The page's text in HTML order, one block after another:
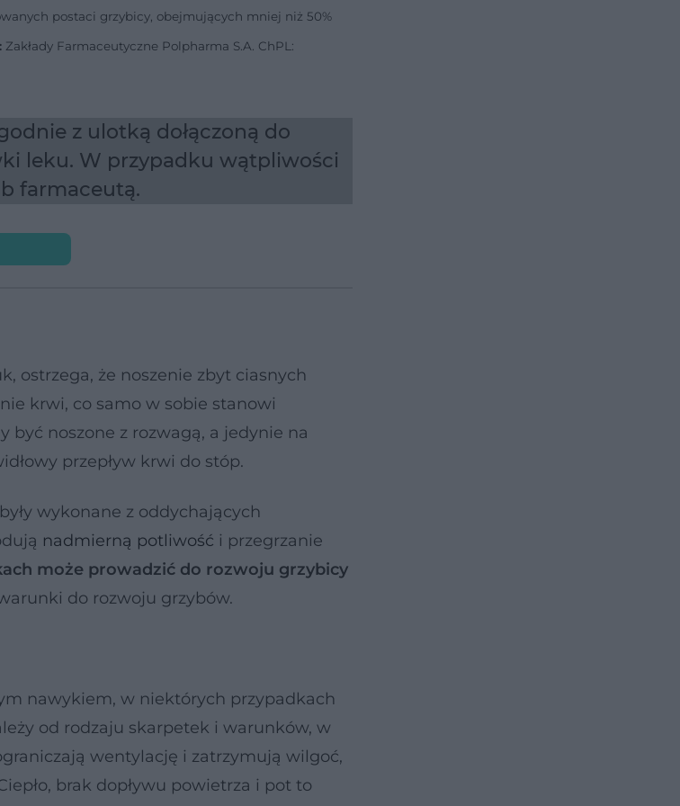
postaci grzybicy, obejmujących mniej niż 50%
Zakłady Farmaceutyczne Polpharma S.A. ChPL:
z ulotką dołączoną do
leku. W przypadku wątpliwości
farmaceutą.
ostrzega, że noszenie zbyt ciasnych
krwi, co samo w sobie stanowi
noszone z rozwagą, a jedynie na
przepływ krwi do stóp.
wykonane z oddychających
nadmierną potliwość i przegrzanie
może prowadzić do rozwoju grzybicy
do rozwoju grzybów.
nawykiem, w niektórych przypadkach
od rodzaju skarpetek i warunków, w
wentylację i zatrzymują wilgoć,
brak dopływu powietrza i pot to